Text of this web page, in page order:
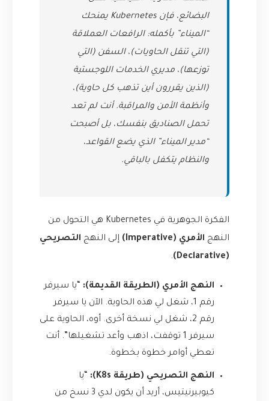
البضائع، فإن Kubernetes يمنحك
“الميناء” بأكمله: الرافعات العملاقة
(التي تنقل الحاويات)، السفن (التي
توزعها)، مديري الخدمات اللوجستية
(الذين يقررون أين تذهب كل حاوية)،
وأنظمة الأمن والمراقبة. أنت لم تعد
تحمل الصناديق بنفسك، بل أصبحت
“مدير الميناء” الذي يضع القواعد،
والنظام يتكفل بالباقي.
الفكرة الجوهرية في Kubernetes هي التحول من
النهج الأمري (Imperative) إلى النهج التصريحي
(Declarative)
.
النهج الأمري (الطريقة القديمة): “يا سيرفر
رقم 1، شغل لي هذه الحاوية. الآن يا سيرفر
رقم 2، شغل لي نسخة أخرى. أوه، الحاوية على
سيرفر 1 توقفت، اذهب وأعد تشغيلها”. أنت
تعطي أوامر خطوة بخطوة.
النهج التصريحي (طريقة K8s):
“يا
كيوبيرنيتيس، أريد أن يكون لدي 3 نسخ من